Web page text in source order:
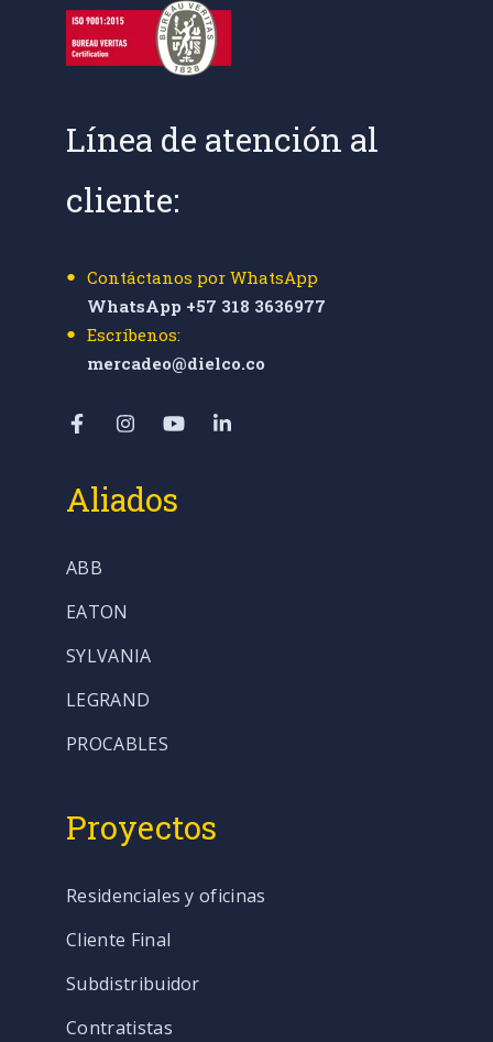
Línea de atención al
cliente:
Contáctanos por WhatsApp
WhatsApp +57 318 3636977
Escríbenos:
mercadeo@dielco.co
Aliados
ABB
EATON
SYLVANIA
LEGRAND
PROCABLES
Proyectos
Residenciales y oficinas
Cliente Final
Subdistribuidor
Contratistas